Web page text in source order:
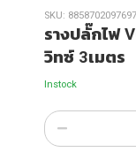
SKU: 8858702097697
รางปลั๊กไฟ
วิทซ์ 3เมตร
Instock